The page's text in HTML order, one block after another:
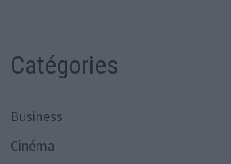
Catégories
Business
Cinéma